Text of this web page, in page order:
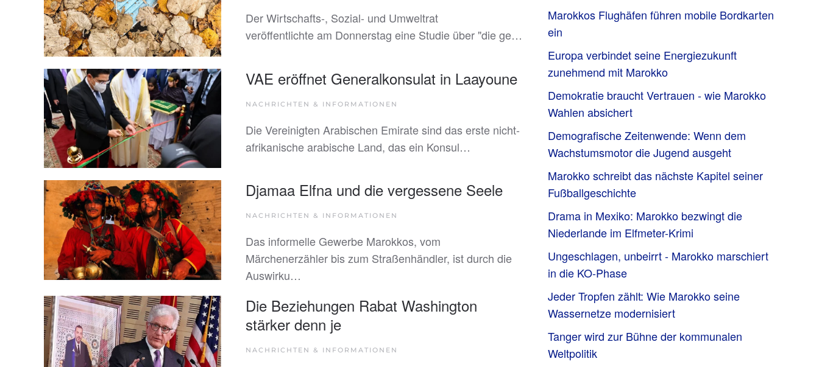
Der Wirtschafts-, Sozial- und Umweltrat
veröffentlichte am Donnerstag eine Studie über "die ge…
VAE eröffnet Generalkonsulat in Laayoune
NACHRICHTEN & INFORMATIONEN
Die Vereinigten Arabischen Emirate sind das erste nicht-
afrikanische arabische Land, das ein Konsul…
Djamaa Elfna und die vergessene Seele
NACHRICHTEN & INFORMATIONEN
Das informelle Gewerbe Marokkos, vom
Märchenerzähler bis zum Straßenhändler, ist durch die
Auswirku…
Die Beziehungen Rabat Washington
stärker denn je
NACHRICHTEN & INFORMATIONEN
Marokkos Flughäfen führen mobile Bordkarten
ein
Europa verbindet seine Energiezukunft
zunehmend mit Marokko
Demokratie braucht Vertrauen - wie Marokko
Wahlen absichert
Demografische Zeitenwende: Wenn dem
Wachstumsmotor die Jugend ausgeht
Marokko schreibt das nächste Kapitel seiner
Fußballgeschichte
Drama in Mexiko: Marokko bezwingt die
Niederlande im Elfmeter-Krimi
Ungeschlagen, unbeirrt - Marokko marschiert
in die KO-Phase
Jeder Tropfen zählt: Wie Marokko seine
Wassernetze modernisiert
Tanger wird zur Bühne der kommunalen
Weltpolitik